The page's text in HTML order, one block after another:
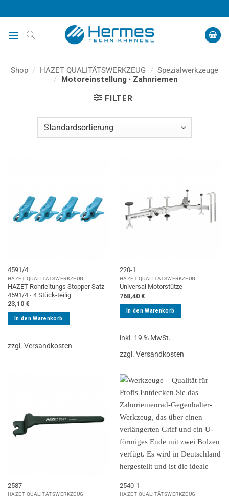
Inhalt
springen
Shop / HAZET QUALITÄTSWERKZEUG / Spezialwerkzeuge
/
Motoreinstellung ∙ Zahnriemen
FILTER
4591/4
HAZET QUALITÄTSWERKZEUG
HAZET Rohrleitungs Stopper Satz
4591/4 ∙ 4 Stück-teilig
23,10 €
In den Warenkorb
zzgl. Versandkosten
220-1
HAZET QUALITÄTSWERKZEUG
Universal Motorstütze
768,40 €
In den Warenkorb
inkl. 19 % MwSt.
zzgl. Versandkosten
2587
HAZET QUALITÄTSWERKZEUG
2540-1
HAZET QUALITÄTSWERKZEUG